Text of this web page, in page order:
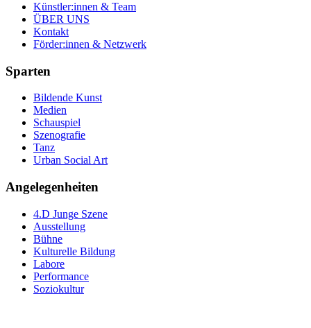
Künstler:innen & Team
ÜBER UNS
Kontakt
Förder:innen & Netzwerk
Sparten
Bildende Kunst
Medien
Schauspiel
Szenografie
Tanz
Urban Social Art
Angelegenheiten
4.D Junge Szene
Ausstellung
Bühne
Kulturelle Bildung
Labore
Performance
Soziokultur